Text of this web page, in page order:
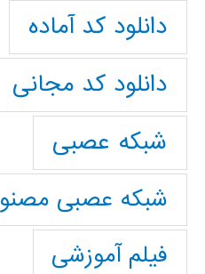
دانلود کد آماده
دانلود کد مجانی
شبکه عصبی
شبکه عصبی
فیلم آموزشی